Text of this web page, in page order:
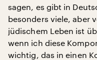
sagen, es gibt in
besonders viele, aber
jüdischem Leben ist
wenn ich diese
wichtig, das in einen